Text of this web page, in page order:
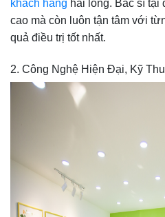
khách hàng hài lòng. Bác sĩ tại
cao mà còn luôn tận tâm với
quả điều trị tốt nhất.
2. Công Nghệ Hiện Đại, Kỹ